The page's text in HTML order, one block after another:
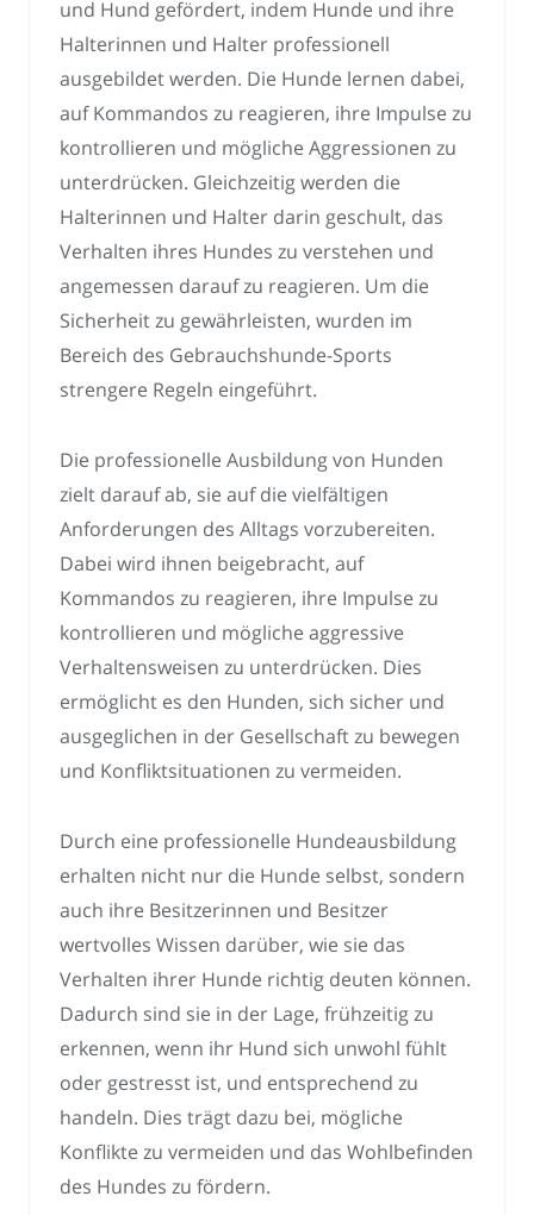
und Hund gefördert, indem Hunde und ihre
Halterinnen und Halter professionell
ausgebildet werden. Die Hunde lernen dabei,
auf Kommandos zu reagieren, ihre Impulse zu
kontrollieren und mögliche Aggressionen zu
unterdrücken. Gleichzeitig werden die
Halterinnen und Halter darin geschult, das
Verhalten ihres Hundes zu verstehen und
angemessen darauf zu reagieren. Um die
Sicherheit zu gewährleisten, wurden im
Bereich des Gebrauchshunde-Sports
strengere Regeln eingeführt.
Die professionelle Ausbildung von Hunden
zielt darauf ab, sie auf die vielfältigen
Anforderungen des Alltags vorzubereiten.
Dabei wird ihnen beigebracht, auf
Kommandos zu reagieren, ihre Impulse zu
kontrollieren und mögliche aggressive
Verhaltensweisen zu unterdrücken. Dies
ermöglicht es den Hunden, sich sicher und
ausgeglichen in der Gesellschaft zu bewegen
und Konfliktsituationen zu vermeiden.
Durch eine professionelle Hundeausbildung
erhalten nicht nur die Hunde selbst, sondern
auch ihre Besitzerinnen und Besitzer
wertvolles Wissen darüber, wie sie das
Verhalten ihrer Hunde richtig deuten können.
Dadurch sind sie in der Lage, frühzeitig zu
erkennen, wenn ihr Hund sich unwohl fühlt
oder gestresst ist, und entsprechend zu
handeln. Dies trägt dazu bei, mögliche
Konflikte zu vermeiden und das Wohlbefinden
des Hundes zu fördern.